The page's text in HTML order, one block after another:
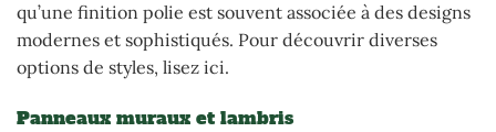
qu’une finition polie est souvent associée à des designs
modernes et sophistiqués. Pour découvrir diverses
options de styles, lisez ici.
Panneaux muraux et lambris